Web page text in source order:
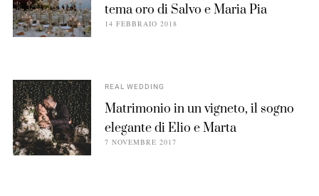
tema oro di Salvo e Maria Pia
14 FEBBRAIO 2018
REAL WEDDING
Matrimonio in un vigneto, il sogno
elegante di Elio e Marta
7 NOVEMBRE 2017